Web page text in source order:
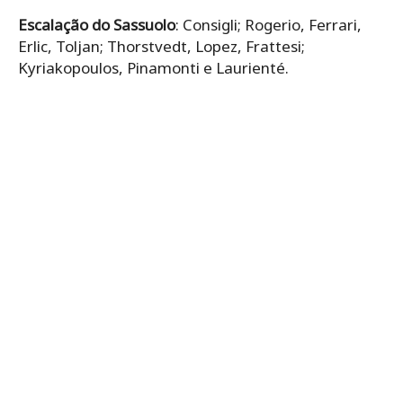
Escalação do Sassuolo: Consigli; Rogerio, Ferrari,
Erlic, Toljan; Thorstvedt, Lopez, Frattesi;
Kyriakopoulos, Pinamonti e Laurienté.